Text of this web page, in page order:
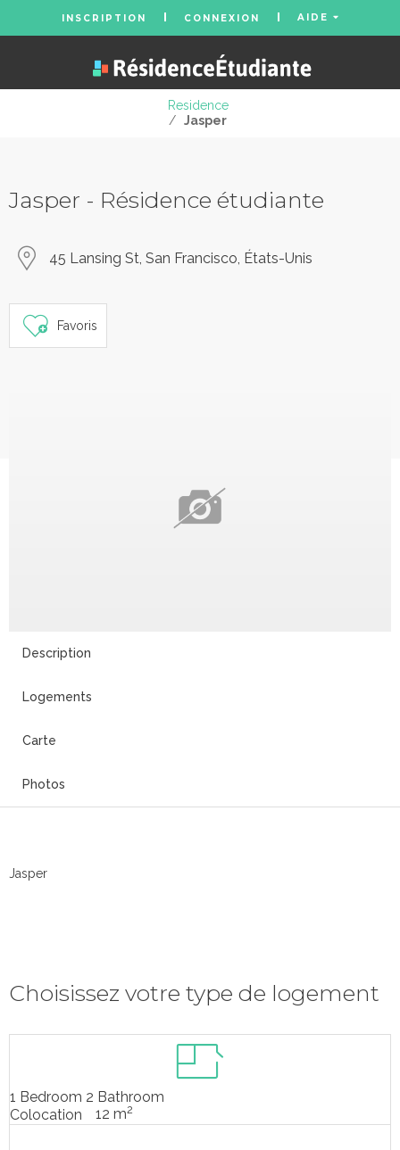
INSCRIPTION CONNEXION AIDE
Residence
/ Jasper
Jasper - Résidence étudiante
45 Lansing St, San Francisco, États-Unis
Favoris
Description
Logements
Carte
Photos
Jasper
Choisissez votre type de logement
1 Bedroom 2 Bathroom
Colocation
12 m2